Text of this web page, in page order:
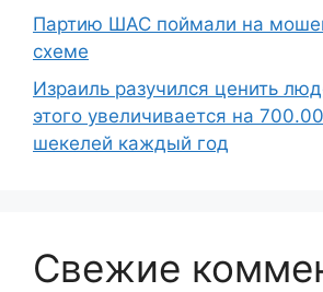
Партию ШАС поймали на
схеме
Израиль разучился ценить
этого увеличивается на
шекелей каждый год
Свежие